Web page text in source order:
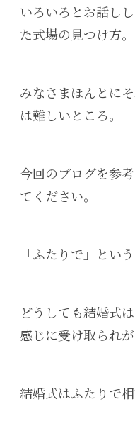
いろいろとお話し
た式場の見つけ方。
みなさまほんとに
は難しいところ。
今回のブログを参
てください。
「ふたりで」とい
どうしても結婚式
感じに受け取られ
結婚式はふたりで